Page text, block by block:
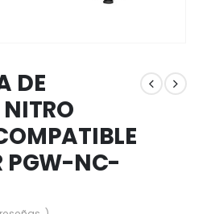
DE
PGW-NC-